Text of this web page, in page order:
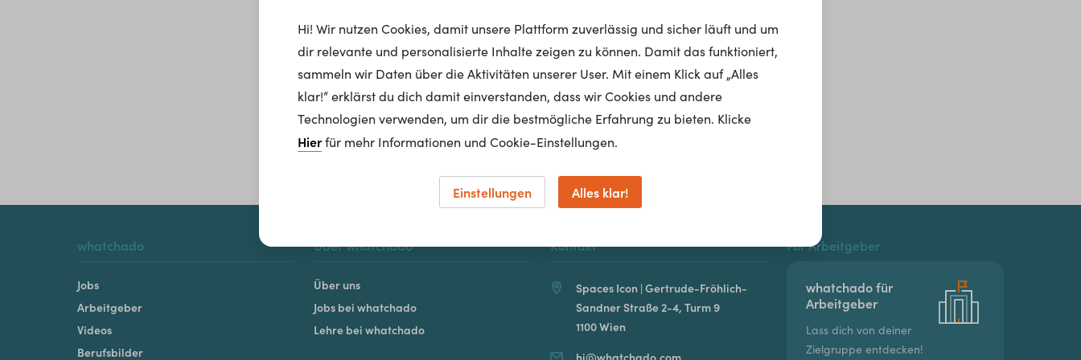
Homepage
whatchado
Jobs
Arbeitgeber
Videos
Berufsbilder
Über whatchado
Über uns
Jobs bei whatchado
Lehre bei whatchado
Kontakt
Spaces Icon | Gertrude-Fröhlich-
Sandner Straße 2-4, Turm 9
1100 Wien
hi@whatchado.com
Für Arbeitgeber
whatchado für
Arbeitgeber
Lass dich von deiner
Zielgruppe entdecken!
Hi! Wir nutzen Cookies, damit unsere Plattform zuverlässig und sicher läuft und um
dir relevante und personalisierte Inhalte zeigen zu können. Damit das funktioniert,
sammeln wir Daten über die Aktivitäten unserer User. Mit einem Klick auf „Alles
klar!“ erklärst du dich damit einverstanden, dass wir Cookies und andere
Technologien verwenden, um dir die bestmögliche Erfahrung zu bieten. Klicke
Hierfür mehr Informationen und Cookie-Einstellungen.
Einstellungen Alles klar!